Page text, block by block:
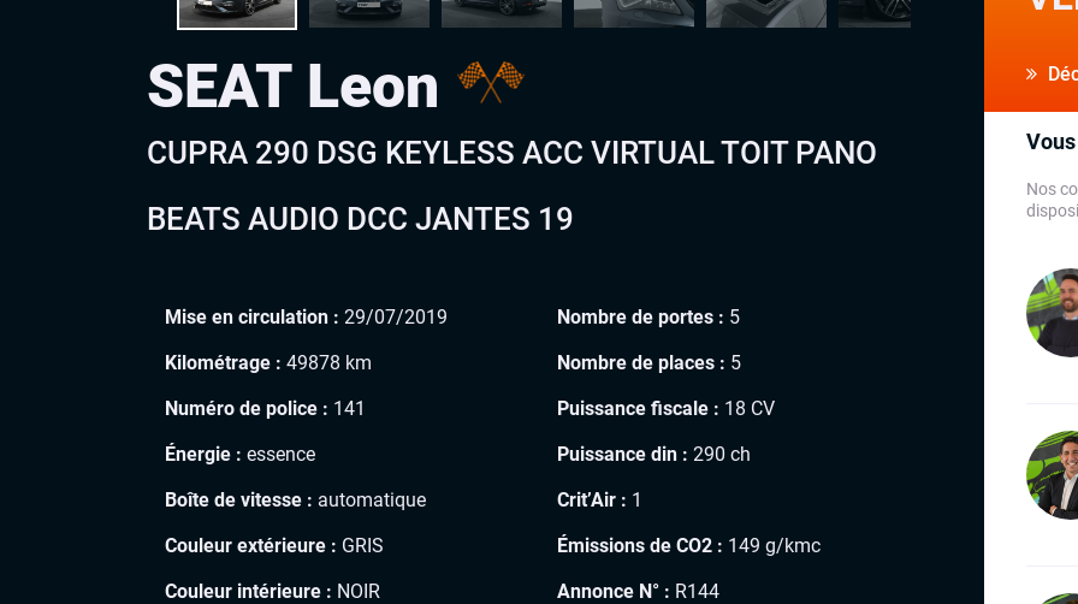
SEAT Leon
CUPRA 290 DSG KEYLESS ACC VIRTUAL TOIT PANO
BEATS AUDIO DCC JANTES 19
Mise en circulation : 29/07/2019
Kilométrage : 49878 km
Numéro de police : 141
Énergie : essence
Boîte de vitesse : automatique
Couleur extérieure : GRIS
Couleur intérieure : NOIR
Nombre de portes : 5
Nombre de places : 5
Puissance fiscale : 18 CV
Puissance din : 290 ch
Crit’Air : 1
Émissions de CO2 : 149 g/kmc
Annonce N° : R144
Nos